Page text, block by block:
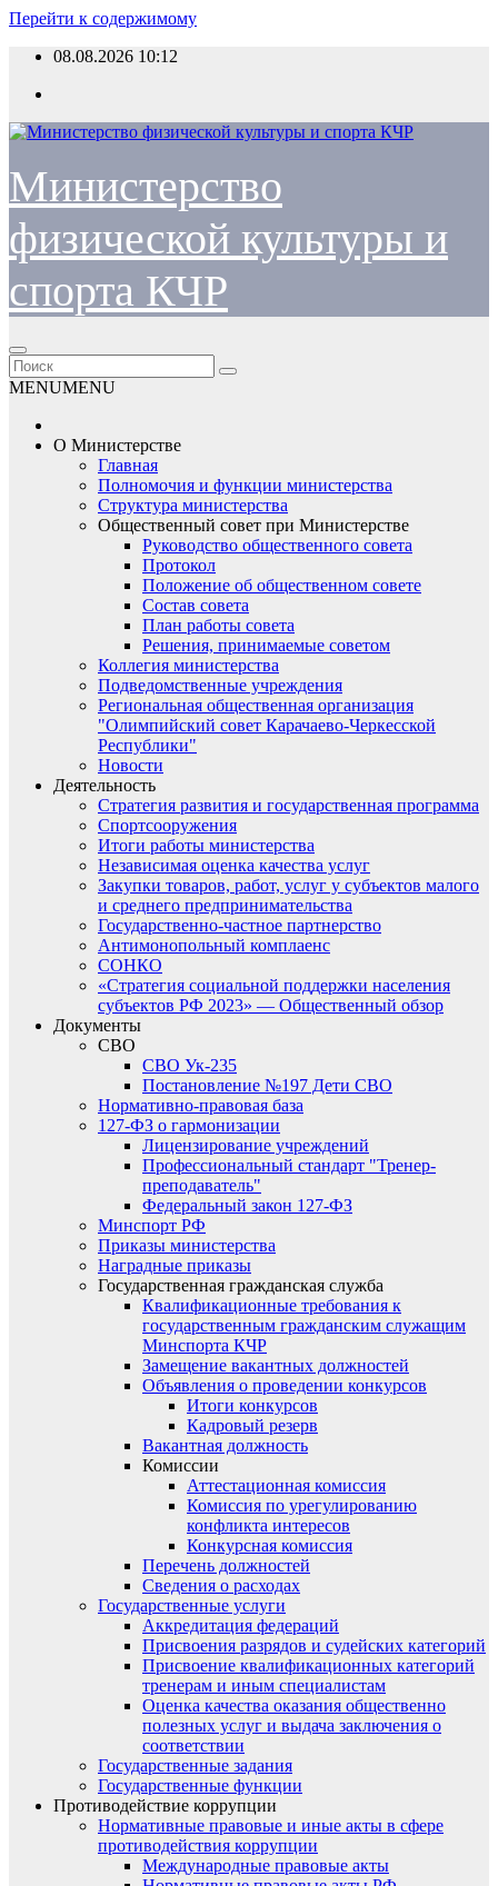
Перейти к содержимому
08.08.2026 10:12
Министерство
физической культуры и
спорта КЧР
MENUMENU
О Министерстве
Главная
Полномочия и функции министерства
Структура министерства
Общественный совет при Министерстве
Руководство общественного совета
Протокол
Положение об общественном совете
Состав совета
План работы совета
Решения, принимаемые советом
Коллегия министерства
Подведомственные учреждения
Региональная общественная организация
"Олимпийский совет Карачаево-Черкесской
Республики"
Новости
Деятельность
Стратегия развития и государственная программа
Спортсооружения
Итоги работы министерства
Независимая оценка качества услуг
Закупки товаров, работ, услуг у субъектов малого
и среднего предпринимательства
Государственно-частное партнерство
Антимонопольный комплаенс
СОНКО
«Стратегия социальной поддержки населения
субъектов РФ 2023» — Общественный обзор
Документы
СВО
СВО Ук-235
Постановление №197 Дети СВО
Нормативно-правовая база
127-ФЗ о гармонизации
Лицензирование учреждений
Профессиональный стандарт "Тренер-
преподаватель"
Федеральный закон 127-ФЗ
Минспорт РФ
Приказы министерства
Наградные приказы
Государственная гражданская служба
Квалификационные требования к
государственным гражданским служащим
Минспорта КЧР
Замещение вакантных должностей
Объявления о проведении конкурсов
Итоги конкурсов
Кадровый резерв
Вакантная должность
Комиссии
Аттестационная комиссия
Комиссия по урегулированию
конфликта интересов
Конкурсная комиссия
Перечень должностей
Сведения о расходах
Государственные услуги
Аккредитация федераций
Присвоения разрядов и судейских категорий
Присвоение квалификационных категорий
тренерам и иным специалистам
Оценка качества оказания общественно
полезных услуг и выдача заключения о
соответствии
Государственные задания
Государственные функции
Противодействие коррупции
Нормативные правовые и иные акты в сфере
противодействия коррупции
Международные правовые акты